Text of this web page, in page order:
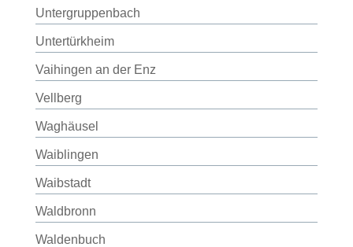
Untergruppenbach
Untertürkheim
Vaihingen an der Enz
Vellberg
Waghäusel
Waiblingen
Waibstadt
Waldbronn
Waldenbuch